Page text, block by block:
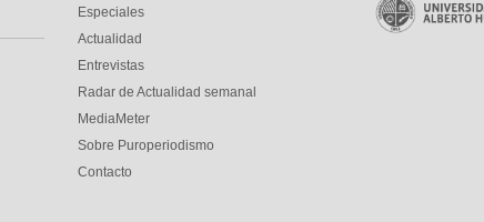
Especiales
Actualidad
Entrevistas
Radar de Actualidad semanal
MediaMeter
Sobre Puroperiodismo
Contacto